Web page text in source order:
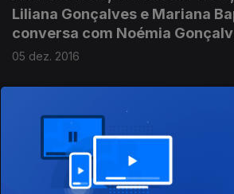
Liliana Gonçalves e Mariana
conversa com Noémia
05 dez. 2016
Do disco para o palco, a
por Júlio Resende e Júlio
estreia-se em Évora no Teatro
Resende.